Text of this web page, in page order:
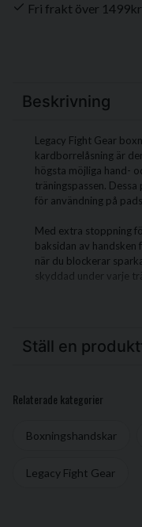
Fri frakt över 1499kr
Beskrivning
Legacy Fight Gear
kardborrelåsning är
högsta möjliga hand-
träningspassen.
för användning på
Med extra stoppning
baksidan av
när du blockerar
skyddad under varje
Tillverkade av
handskar kommer att
träning varje gång.
inte leta längre än
Ställ en
Fråga oss något om
name
Namn
Relaterade kategorier
Boxningshandskar
Legacy Fight Gear